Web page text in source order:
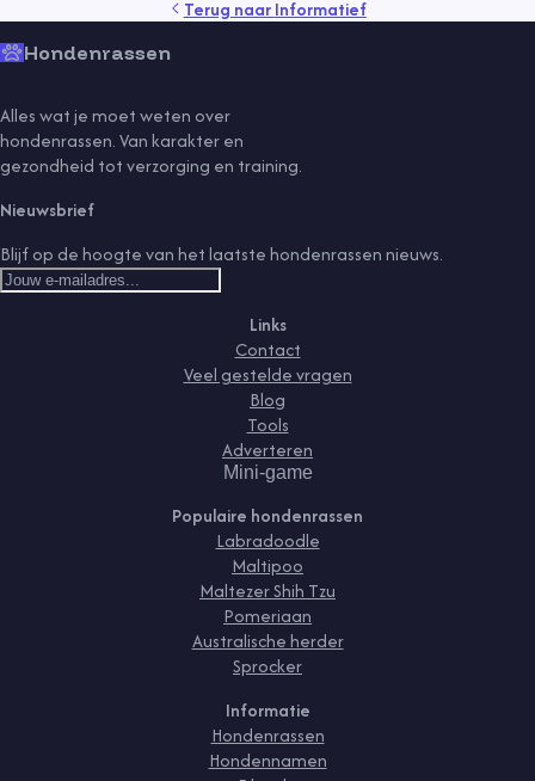
verzorgingvlooienvoeding
Terug naarInformatief
Hondenrassen
Alles wat je moet weten over
hondenrassen. Van karakter en
gezondheid tot verzorging en training.
Nieuwsbrief
Blijf op de hoogte van het laatste hondenrassen nieuws.
Links
Contact
Veel gestelde vragen
Blog
Tools
Adverteren
Mini-game
Populaire hondenrassen
Labradoodle
Maltipoo
Maltezer Shih Tzu
Pomeriaan
Australische herder
Sprocker
Informatie
Hondenrassen
Hondennamen